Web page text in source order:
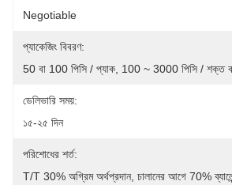
Negotiable
প্যাকেজিং বিবরণ:
50 বা 100 পিসি / প্যাক, 100 ~ 3000 পিসি / শক্ত
ডেলিভারি সময়:
১৫-২৫ দিন
পরিশোধের শর্ত:
T/T 30% অগ্রিম অর্থপ্রদান, চালানের আগে 70%